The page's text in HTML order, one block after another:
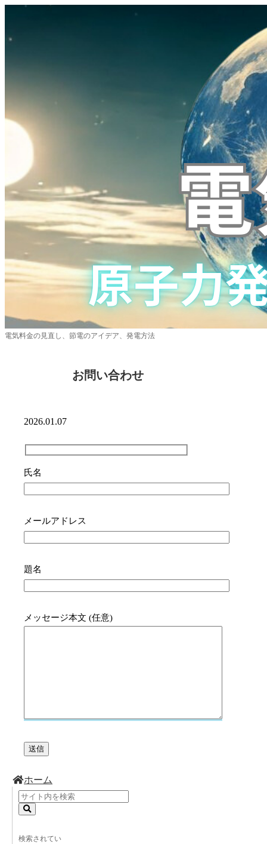
電気料金の見直し、節電のアイデア、発電方法
お問い合わせ
2026.01.07
氏名
メールアドレス
題名
メッセージ本文 (任意)
ホーム
検索されてい